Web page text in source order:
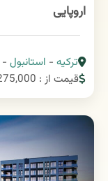
اروپایی
ترکیه - استانبول -
قیمت از : 275,000$